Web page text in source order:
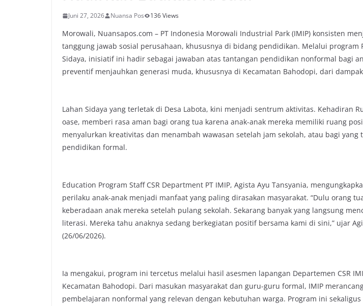
Juni 27, 2026 Nuansa Pos 136 Views
Morowali, Nuansapos.com – PT Indonesia Morowali Industrial Park (IMIP) konsisten
tanggung jawab sosial perusahaan, khususnya di bidang pendidikan. Melalui program
Sidaya, inisiatif ini hadir sebagai jawaban atas tantangan pendidikan nonformal bagi
preventif menjauhkan generasi muda, khususnya di Kecamatan Bahodopi, dari
Lahan Sidaya yang terletak di Desa Labota, kini menjadi sentrum aktivitas. Kehadiran
oase, memberi rasa aman bagi orang tua karena anak-anak mereka memiliki ruang
menyalurkan kreativitas dan menambah wawasan setelah jam sekolah, atau bagi yang
pendidikan formal.
Education Program Staff CSR Department PT IMIP, Agista Ayu Tansyania,
perilaku anak-anak menjadi manfaat yang paling dirasakan masyarakat. “Dulu orang
keberadaan anak mereka setelah pulang sekolah. Sekarang banyak yang langsung
literasi. Mereka tahu anaknya sedang berkegiatan positif bersama kami di sini,” ujar
(26/06/2026).
Ia mengakui, program ini tercetus melalui hasil asesmen lapangan Departemen CSR
Kecamatan Bahodopi. Dari masukan masyarakat dan guru-guru formal, IMIP
pembelajaran nonformal yang relevan dengan kebutuhan warga. Program ini